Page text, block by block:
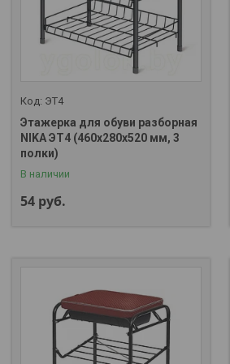
ЭТ4
Этажерка для обуви разборная
NIKA ЭТ4 (460x280x520 мм, 3
полки)
В наличии
54 руб.